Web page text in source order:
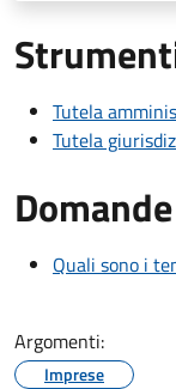
Tutela
Tutela
Quali sono i
Argomenti:
Imprese